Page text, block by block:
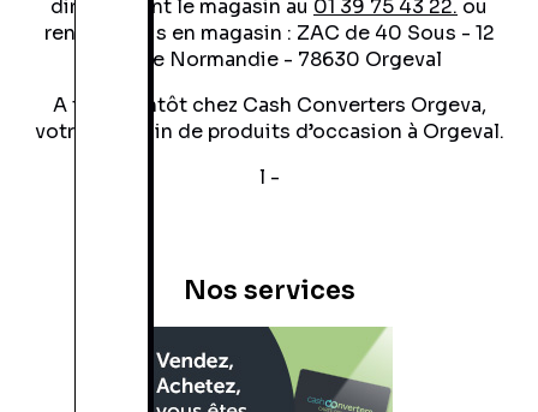
directement le magasin au 01 39 75 43 22. ou
rendez-vous en magasin : ZAC de 40 Sous - 12
Rue de Normandie - 78630 Orgeval
A très bientôt chez Cash Converters Orgeva,
votre magasin de produits d’occasion à Orgeval.
l -
Nos services